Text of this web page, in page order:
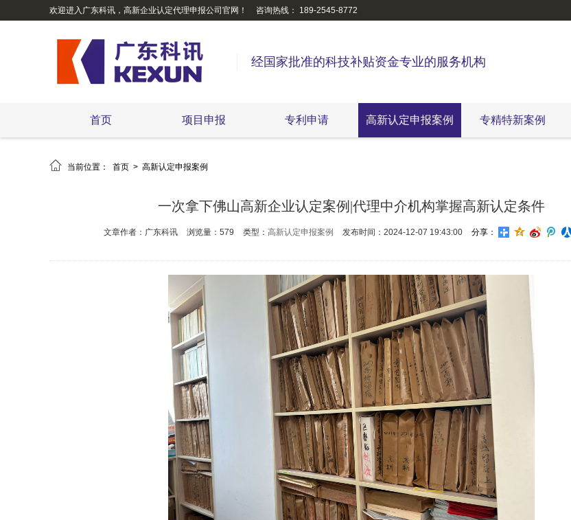
欢迎进入广东科讯，高新企业认定代理申报公司官网！ 咨询热线： 189-2545-8772
经国家批准的科技补贴资金专业的服务机构
首页 项目申报 专利申请 高新认定申报案例 专精特新案例
 当前位置： 首页 > 高新认定申报案例
一次拿下佛山高新企业认定案例|代理中介机构掌握高新认定条件
文章作者：广东科讯 浏览量：579 类型： 高新认定申报案例 发布时间：2024-12-07 19:43:00 分享：